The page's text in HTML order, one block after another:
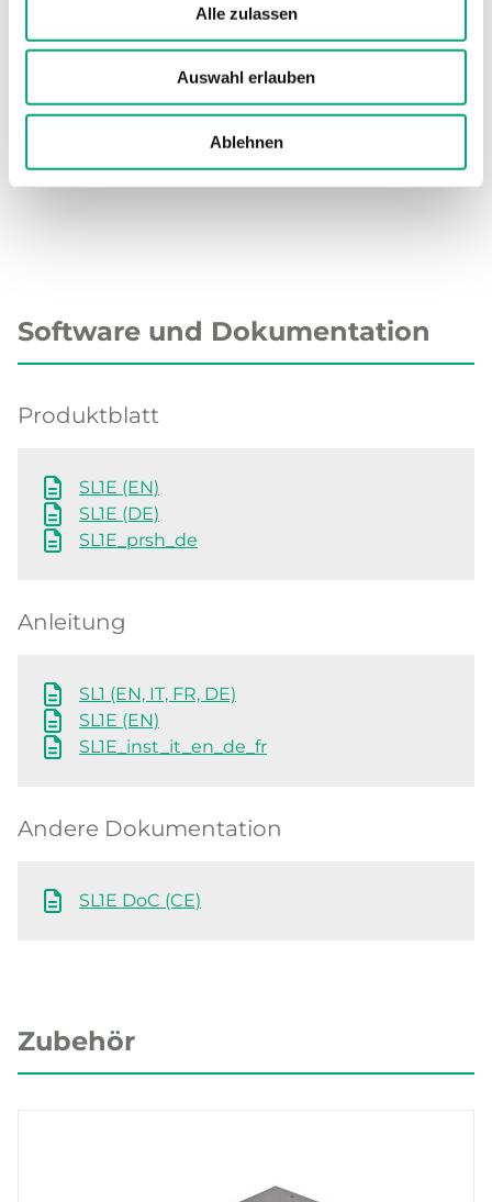
Alle zulassen
Auswahl erlauben
Ablehnen
Material, Paddel
Paddel aus
Edelstahl AISI
Software und Dokumentation
Produktblatt
SL1E (EN)
SL1E (DE)
SL1E_prsh_de
Anleitung
SL1 (EN, IT, FR, DE)
SL1E (EN)
SL1E_inst_it_en_de_fr
Andere Dokumentation
SL1E DoC (CE)
Zubehör